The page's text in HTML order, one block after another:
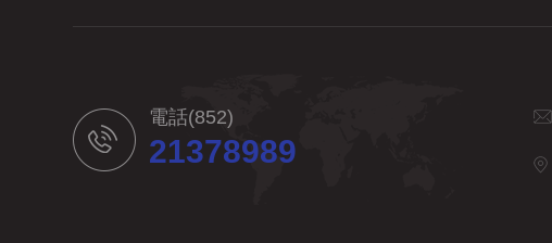
電話(852)
21378989